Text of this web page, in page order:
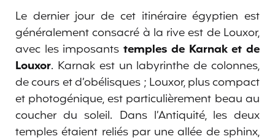
Le dernier jour de cet itinéraire égyptien est
généralement consacré à la rive est de Louxor,
avec les imposantstemples de Karnak et de
Louxor. Karnak est un labyrinthe de colonnes,
de cours et d’obélisques ; Louxor, plus compact
et photogénique, est particulièrement beau au
coucher du soleil. Dans l’Antiquité, les deux
temples étaient reliés par une allée de sphinx,